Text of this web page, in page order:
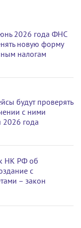
2026 года ФНС
новую форму
налогам
будут проверять
с ними
2026 года
к НК РФ об
с
– закон